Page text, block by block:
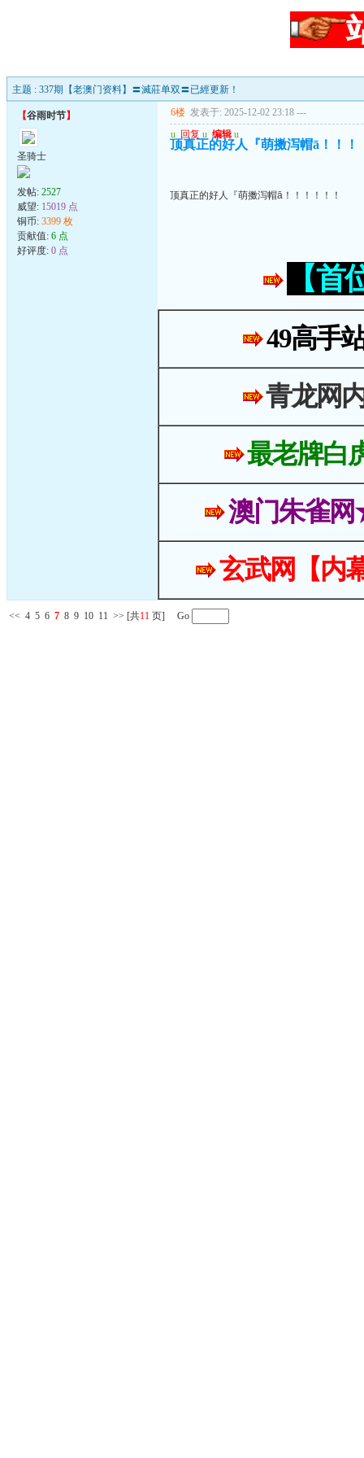
主题 : 337期【老澳门资料】〓滅莊单双〓已經更新！
【谷雨时节】
圣骑士
发帖: 2527
威望: 15019 点
铜币: 3399 枚
贡献值: 6 点
好评度: 0 点
6楼 发表于: 2025-12-02 23:18 ---
u 回复 u 编辑 u
顶真正的好人『萌擞泻帽ā！！！
顶真正的好人『萌擞泻帽ā！！！！！！
【
49高手
青龙网
最老牌白
澳门朱雀
玄武网【内
<< 4 5 6 7 8 9 10 11 >> [共11 页] Go